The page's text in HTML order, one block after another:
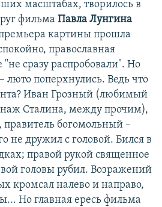
масштабах, творилось в
фильма Павла Лунгина
картины прошла
православная
сразу распробовали". Но
люто поперхнулись. Ведь что
Иван Грозный (любимый
Сталина, между прочим),
правитель богомольный –
не дружил с головой. Бился в
правой рукой священное
головы рубил. Возражений
кромсал налево и направо,
Но главная ересь фильма